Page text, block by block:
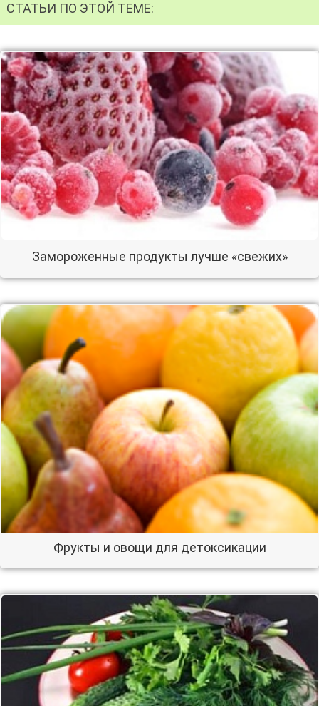
СТАТЬИ ПО ЭТОЙ ТЕМЕ:
Замороженные продукты лучше «свежих»
Фрукты и овощи для детоксикации